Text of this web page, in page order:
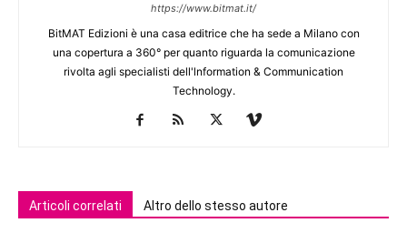
https://www.bitmat.it/
BitMAT Edizioni è una casa editrice che ha sede a Milano con
una copertura a 360° per quanto riguarda la comunicazione
rivolta agli specialisti dell'lnformation & Communication
Technology.
Articoli correlati Altro dello stesso autore